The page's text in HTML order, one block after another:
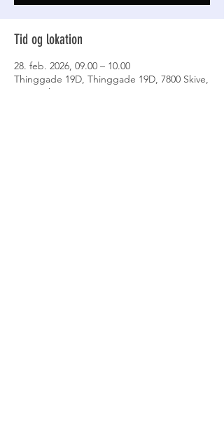
Tid og lokation
28. feb. 2026, 09.00 – 10.00
Thinggade 19D, Thinggade 19D, 7800 Skive,
Danmark